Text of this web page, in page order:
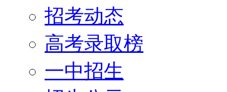
招考动态
高考录取榜
一中招生